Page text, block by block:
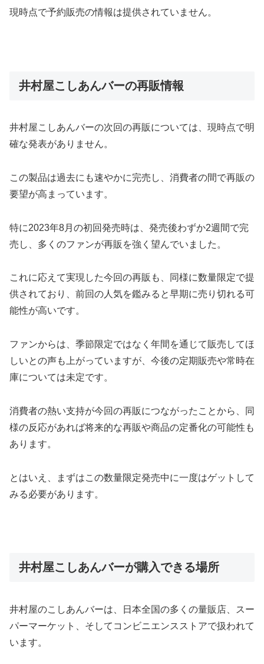
現時点で予約販売の情報は提供されていません。
井村屋こしあんバーの再販情報
井村屋こしあんバーの次回の再販については、現時点で明
確な発表がありません。
この製品は過去にも速やかに完売し、消費者の間で再販の
要望が高まっています。
特に2023年8月の初回発売時は、発売後わずか2週間で完
売し、多くのファンが再販を強く望んでいました。
これに応えて実現した今回の再販も、同様に数量限定で提
供されており、前回の人気を鑑みると早期に売り切れる可
能性が高いです。
ファンからは、季節限定ではなく年間を通じて販売してほ
しいとの声も上がっていますが、今後の定期販売や常時在
庫については未定です。
消費者の熱い支持が今回の再販につながったことから、同
様の反応があれば将来的な再販や商品の定番化の可能性も
あります。
とはいえ、まずはこの数量限定発売中に一度はゲットして
みる必要があります。
井村屋こしあんバーが購入できる場所
井村屋のこしあんバーは、日本全国の多くの量販店、スー
パーマーケット、そしてコンビニエンスストアで扱われて
います。